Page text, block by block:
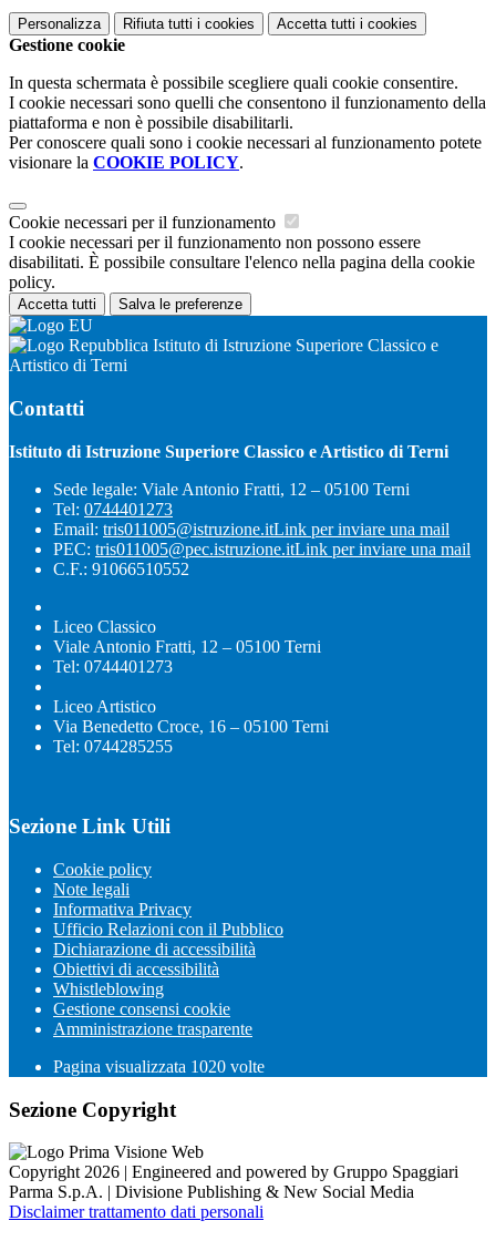
Personalizza Rifiuta tutti i cookies Accetta tutti i cookies
Gestione cookie
In questa schermata è possibile scegliere quali cookie consentire.
I cookie necessari sono quelli che consentono il funzionamento della
piattaforma e non è possibile disabilitarli.
Per conoscere quali sono i cookie necessari al funzionamento potete
visionare la COOKIE POLICY.
Cookie necessari per il funzionamento
I cookie necessari per il funzionamento non possono essere
disabilitati. È possibile consultare l'elenco nella pagina della cookie
policy.
Accetta tutti Salva le preferenze
Istituto di Istruzione Superiore Classico e
Artistico di Terni
Contatti
Istituto di Istruzione Superiore Classico e Artistico di Terni
Sede legale: Viale Antonio Fratti, 12 – 05100 Terni
Tel: 0744401273
Email: tris011005@istruzione.itLink per inviare una mail
PEC: tris011005@pec.istruzione.itLink per inviare una mail
C.F.: 91066510552
Liceo Classico
Viale Antonio Fratti, 12 – 05100 Terni
Tel: 0744401273
Liceo Artistico
Via Benedetto Croce, 16 – 05100 Terni
Tel: 0744285255
Sezione Link Utili
Cookie policy
Note legali
Informativa Privacy
Ufficio Relazioni con il Pubblico
Dichiarazione di accessibilità
Obiettivi di accessibilità
Whistleblowing
Gestione consensi cookie
Amministrazione trasparente
Pagina visualizzata 1020 volte
Sezione Copyright
Copyright 2026 | Engineered and powered by Gruppo Spaggiari
Parma S.p.A. | Divisione Publishing & New Social Media
Disclaimer trattamento dati personali